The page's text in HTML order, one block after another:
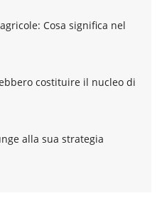
Cosa significa nel
costituire il nucleo di
alla sua strategia